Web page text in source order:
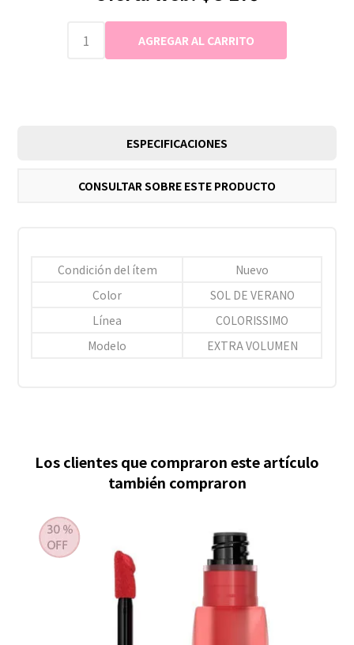
ESPECIFICACIONES
CONSULTAR SOBRE ESTE PRODUCTO
Condición del ítem
Nuevo
Color
SOL DE VERANO
Línea
COLORISSIMO
Modelo
EXTRA VOLUMEN
Los clientes que compraron este artículo
también compraron